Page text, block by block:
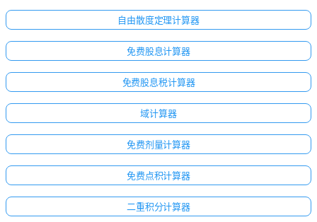
自由散度定理计算器
免费股息计算器
免费股息税计算器
域计算器
免费剂量计算器
免费点积计算器
二重积分计算器